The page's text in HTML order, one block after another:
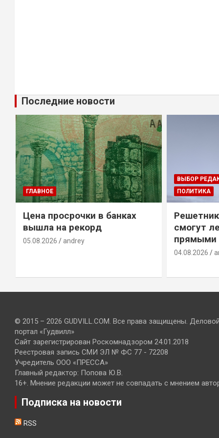
Последние новости
ГЛАВНОЕ
Цена просрочки в банках
вышла на рекорд
05.08.2026 andrey
ВЫБОР
ПОЛИТИКА
смогут
прямыми
04.08.2026
© 2015 – 2026 GUDVILL.COM. Все права защищены.
портал «Гудвилл»
Сайт зарегистрирован Роскомнадзором 24.01.2018
Реестровая запись СМИ ЭЛ № ФС 77 - 72208
Учредитель ООО «ПРЕССА»
Главный редактор: Попова Ю.В.
16+. Мнение редакции может не совпадать с мнением
Подписка на новости
RSS